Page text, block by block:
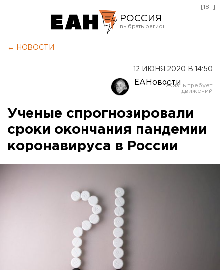
РОССИЯ
Оренбург
[18+]
← НОВОСТИ
12 ИЮНЯ 2020 В 14:50
ЕАНовости
Ученые спрогнозировали
сроки окончания пандемии
коронавируса в России